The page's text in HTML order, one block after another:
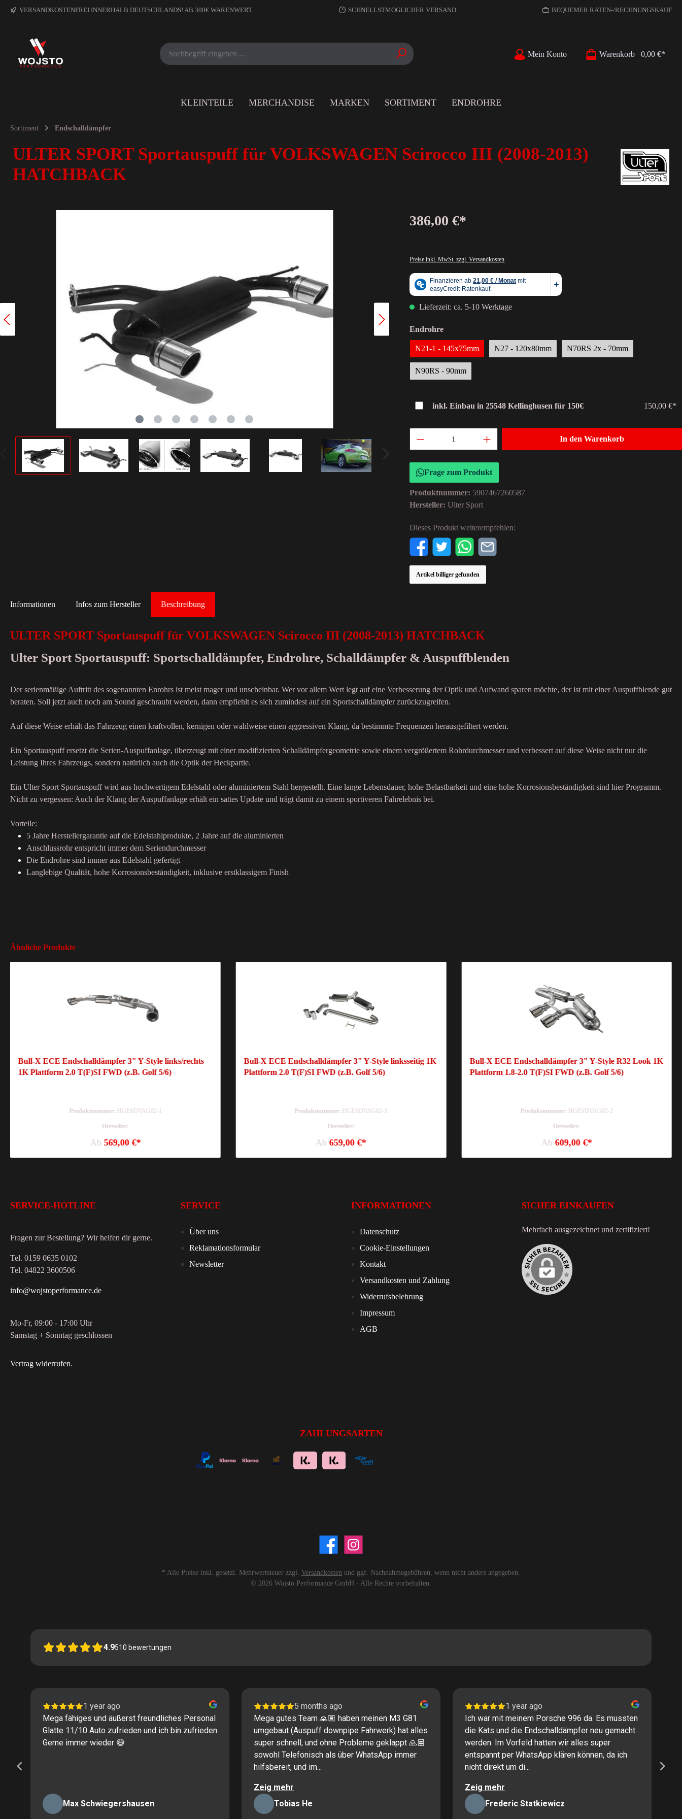
VERSANDKOSTENFREI INNERHALB DEUTSCHLANDS! AB 300€ WARENWERT SCHNELLSTMÖGLICHER VERSAND BEQUEMER RATEN-/RECHNUNGSKAUF
Mein Konto Warenkorb 0,00 €*
KLEINTEILE MERCHANDISE MARKEN SORTIMENT ENDROHRE
Sortiment Endschalldämpfer
ULTER SPORT Sportauspuff für VOLKSWAGEN Scirocco III (2008-2013)
HATCHBACK
386,00 €*
Preise inkl. MwSt. zzgl. Versandkosten
Lieferzeit: ca. 5-10 Werktage
Endrohre
N21-1 - 145x75mm N27 - 120x80mm N70RS 2x - 70mm
N90RS - 90mm
inkl. Einbau in 25548 Kellinghusen für 150€ 150,00 €*
In den Warenkorb
Frage zum Produkt
Produktnummer: 5907467260587
Hersteller:Ulter Sport
Dieses Produkt weiterempfehlen:
Artikel billiger gefunden
Beschreibung
Informationen Infos zum Hersteller
ULTER SPORT Sportauspuff für VOLKSWAGEN Scirocco III (2008-2013) HATCHBACK
Ulter Sport Sportauspuff: Sportschalldämpfer, Endrohre, Schalldämpfer & Auspuffblenden
Der serienmäßige Auftritt des sogenannten Enrohrs ist meist mager und unscheinbar. Wer vor allem Wert legt auf eine Verbesserung der Optik und Aufwand sparen möchte, der ist mit einer Auspuffblende gut
beraten. Soll jetzt auch noch am Sound geschraubt werden, dann empfiehlt es sich zumindest auf ein Sportschalldämpfer zurückzugreifen.
Auf diese Weise erhält das Fahrzeug einen kraftvollen, kernigen oder wahlweise einen aggressiven Klang, da bestimmte Frequenzen herausgefiltert werden.
Ein Sportauspuff ersetzt die Serien-Auspuffanlage, überzeugt mit einer modifizierten Schalldämpfergeometrie sowie einem vergrößertem Rohrdurchmesser und verbessert auf diese Weise nicht nur die
Leistung Ihres Fahrzeugs, sondern natürlich auch die Optik der Heckpartie.
Ein Ulter Sport Sportauspuff wird aus hochwertigem Edelstahl oder aluminiertem Stahl hergestellt. Eine lange Lebensdauer, hohe Belastbarkeit und eine hohe Korrosionsbeständigkeit sind hier Programm.
Nicht zu vergessen: Auch der Klang der Auspuffanlage erhält ein sattes Update und trägt damit zu einem sportiveren Fahrelebnis bei.
Vorteile:
5 Jahre Herstellergarantie auf die Edelstahlprodukte, 2 Jahre auf die aluminierten
Anschlussrohr entspricht immer dem Seriendurchmesser
Die Endrohre sind immer aus Edelstahl gefertigt
Langlebige Qualität, hohe Korrosionsbeständigkeit, inklusive erstklassigem Finish
Ähnliche Produkte
Bull-X ECE Endschalldämpfer 3" Y-Style links/rechts
1K Plattform 2.0 T(F)SI FWD (z.B. Golf 5/6)
Produktnummer: HGESDVAG02-1
Hersteller:
Ab 569,00 €*
Bull-X ECE Endschalldämpfer 3" Y-Style linksseitig 1K
Plattform 2.0 T(F)SI FWD (z.B. Golf 5/6)
Produktnummer: HGESDVAG02-3
Hersteller:
Ab659,00 €*
Bull-X ECE Endschalldämpfer 3" Y-Style R32 Look 1K
Plattform 1.8-2.0 T(F)SI FWD (z.B. Golf 5/6)
Produktnummer: HGESDVAG02-2
Hersteller:
Ab609,00 €*
SERVICE-HOTLINE
Fragen zur Bestellung? Wir helfen dir gerne.
Tel. 0159 0635 0102
Tel. 04822 3600506
info@wojstoperformance.de
Mo-Fr, 09:00 - 17:00 Uhr
Samstag + Sonntag geschlossen
Vertrag widerrufen.
SERVICE
Über uns
Reklamationsformular
Newsletter
INFORMATIONEN
Datenschutz
Cookie-Einstellungen
Kontakt
Versandkosten und Zahlung
Widerrufsbelehrung
Impressum
AGB
SICHER EINKAUFEN
Mehrfach ausgezeichnet und zertifiziert!
ZAHLUNGSARTEN
* Alle Preise inkl. gesetzl. Mehrwertsteuer zzgl. Versandkosten und ggf. Nachnahmegebühren, wenn nicht anders angegeben.
© 2026 Wojsto Performance GmbH - Alle Rechte vorbehalten.
4.9510 bewertungen
1 year ago
Mega fähiges und äußerst freundliches Personal
Glatte 11/10 Auto zufrieden und ich bin zufrieden
Gerne immer wieder 😄
Max Schwiegershausen
5 months ago
Mega gutes Team 🙏🏽 haben meinen M3 G81
umgebaut (Auspuff downpipe Fahrwerk) hat alles
super schnell, und ohne Probleme geklappt 🙏🏽
sowohl Telefonisch als über WhatsApp immer
hilfsbereit, und im...
Zeig mehr
Tobias He
1 year ago
Ich war mit meinem Porsche 996 da. Es mussten
die Kats und die Endschalldämpfer neu gemacht
werden. Im Vorfeld hatten wir alles super
entspannt per WhatsApp klären können, da ich
nicht direkt um di...
Zeig mehr
Frederic Statkiewicz